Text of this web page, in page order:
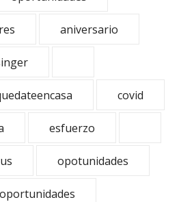
aniversario
covid
esfuerzo
opotunidades
oportunidades